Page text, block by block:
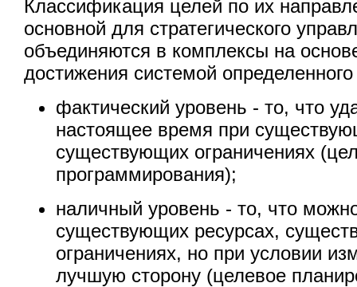
Классификация целей по их
основной для стратегического
объединяются в комплексы на
достижения системой
фактический уровень - то, что
настоящее время при
существующих ограничениях
программирования);
наличный уровень - то, что
существующих ресурсах,
ограничениях, но при условии
лучшую сторону (целевое